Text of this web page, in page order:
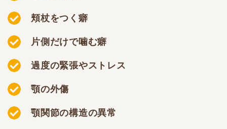
頬杖をつく癖
片側だけで噛む癖
過度の緊張やストレス
顎の外傷
顎関節の構造の異常